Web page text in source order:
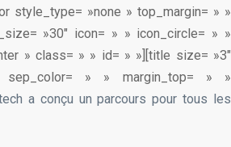
style_type= »none » top_margin= » »
»30″ icon= » » icon_circle= » »
» class= » » id= » »][title size= »3″
sep_color= » » margin_top= » »
a conçu un parcours pour tous les